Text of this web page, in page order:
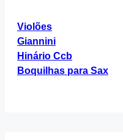
Violões
Giannini
Hinário Ccb
Boquilhas para Sax